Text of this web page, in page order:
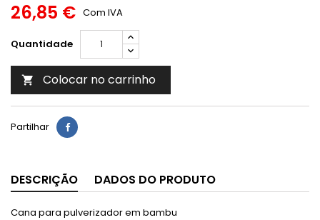
26,85 € Com IVA
Quantidade
 Colocar no carrinho
Partilhar
DESCRIÇÃO DADOS DO PRODUTO
Cana para pulverizador em bambu